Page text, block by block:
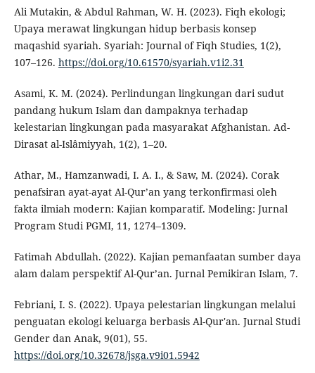
Ali Mutakin, & Abdul Rahman, W. H. (2023). Fiqh ekologi;
Upaya merawat lingkungan hidup berbasis konsep
maqashid syariah. Syariah: Journal of Fiqh Studies, 1(2),
107–126. https://doi.org/10.61570/syariah.v1i2.31
Asami, K. M. (2024). Perlindungan lingkungan dari sudut
pandang hukum Islam dan dampaknya terhadap
kelestarian lingkungan pada masyarakat Afghanistan. Ad-
Dirasat al-Islâmiyyah, 1(2), 1–20.
Athar, M., Hamzanwadi, I. A. I., & Saw, M. (2024). Corak
penafsiran ayat-ayat Al-Qur’an yang terkonfirmasi oleh
fakta ilmiah modern: Kajian komparatif. Modeling: Jurnal
Program Studi PGMI, 11, 1274–1309.
Fatimah Abdullah. (2022). Kajian pemanfaatan sumber daya
alam dalam perspektif Al-Qur’an. Jurnal Pemikiran Islam, 7.
Febriani, I. S. (2022). Upaya pelestarian lingkungan melalui
penguatan ekologi keluarga berbasis Al-Qur'an. Jurnal Studi
Gender dan Anak, 9(01), 55.
https://doi.org/10.32678/jsga.v9i01.5942